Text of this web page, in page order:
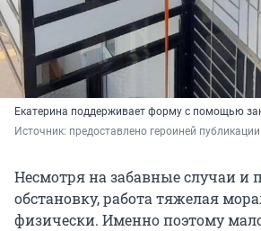
Екатерина поддерживает форму с помощью
Источник: предоставлено героиней публикации
Несмотря на забавные случаи и
обстановку, работа тяжелая
физически. Именно поэтому